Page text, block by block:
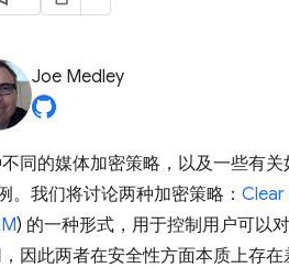
Joe Medley
同的媒体加密策略，以及一些有
我们将讨论两种加密策略： Clear
) 的一种形式，用于控制用户可以
因此两者在安全性方面本质上存在